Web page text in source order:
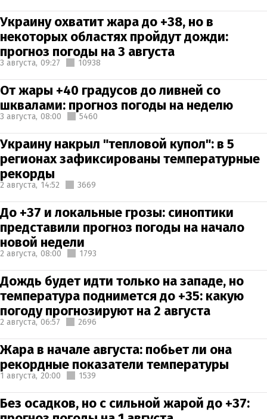
Украину охватит жара до +38, но в
некоторых областях пройдут дожди:
прогноз погоды на 3 августа
3 августа, 09:27 10938
От жары +40 градусов до ливней со
шквалами: прогноз погоды на неделю
3 августа, 08:00 5460
Украину накрыл "тепловой купол": в 5
регионах зафиксированы температурные
рекорды
2 августа, 14:52 3669
До +37 и локальные грозы: синоптики
представили прогноз погоды на начало
новой недели
2 августа, 08:00 1793
Дождь будет идти только на западе, но
температура поднимется до +35: какую
погоду прогнозируют на 2 августа
2 августа, 06:57 2696
Жара в начале августа: побьет ли она
рекордные показатели температуры
1 августа, 20:00 1539
Без осадков, но с сильной жарой до +37: